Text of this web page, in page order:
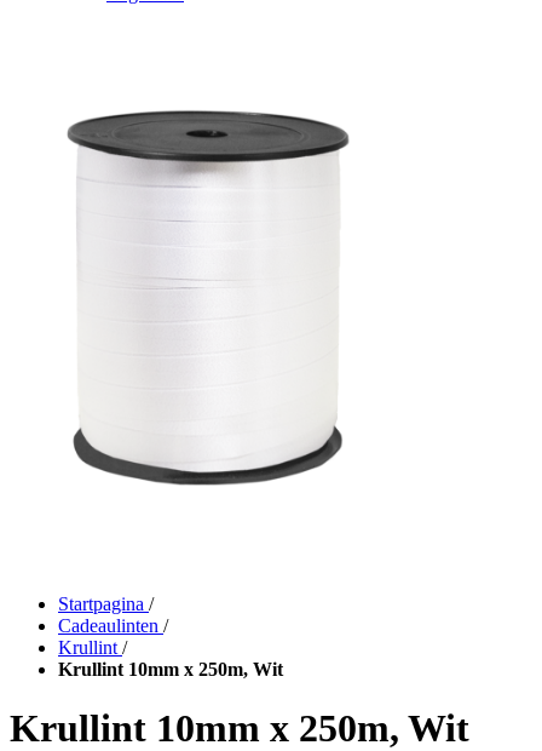
Startpagina /
Cadeaulinten /
Krullint /
Krullint 10mm x 250m, Wit
Krullint 10mm x 250m, Wit